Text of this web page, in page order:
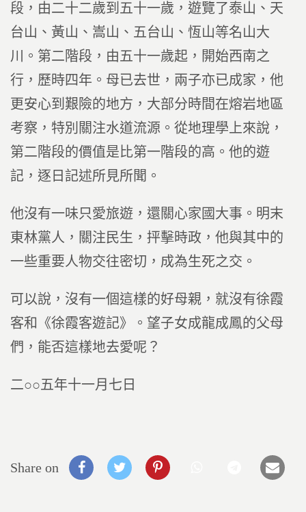
段，由二十二歲到五十一歲，遊覽了泰山、天
台山、黃山、嵩山、五台山、恆山等名山大
川。第二階段，由五十一歲起，開始西南之
行，歷時四年。母已去世，兩子亦已成家，他
更安心到艱險的地方，大部分時間在熔岩地區
考察，特別關注水道流源。從地理學上來說，
第二階段的價值是比第一階段的高。他的遊
記，逐日記述所見所聞。
他沒有一味只愛旅遊，還關心家國大事。明末
東林黨人，關注民生，抨擊時政，他與其中的
一些重要人物交往密切，成為生死之交。
可以說，沒有一個這樣的好母親，就沒有徐霞
客和《徐霞客遊記》。望子女成龍成鳳的父母
們，能否這樣地去愛呢？
二○○五年十一月七日
Share on